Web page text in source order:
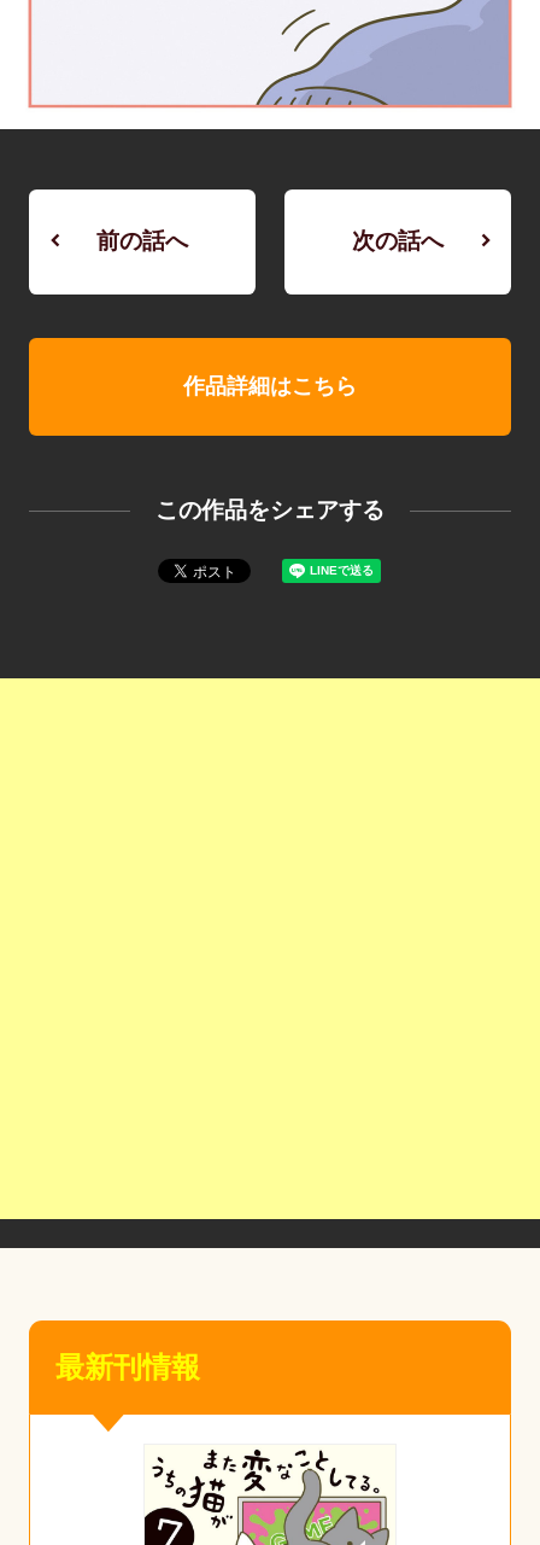
前の話へ 次の話へ
作品詳細はこちら
この作品をシェアする
最新刊情報